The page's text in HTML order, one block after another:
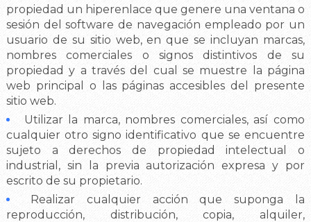
propiedad un hiperenlace que genere una ventana o
sesión del software de navegación empleado por un
usuario de su sitio web, en que se incluyan marcas,
nombres comerciales o signos distintivos de su
propiedad y a través del cual se muestre la página
web principal o las páginas accesibles del presente
sitio web.
Utilizar la marca, nombres comerciales, así como
cualquier otro signo identificativo que se encuentre
sujeto a derechos de propiedad intelectual o
industrial, sin la previa autorización expresa y por
escrito de su propietario.
Realizar cualquier acción que suponga la
reproducción, distribución, copia, alquiler,